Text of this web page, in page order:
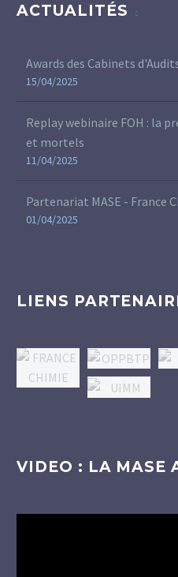
ACTUALITÉS
Awards des Cabinets
15/04/2025
Replay webinaire FOH : la
et mortels
11/04/2025
Partenariat MASE - France
01/04/2025
LIENS
VIDEO : LA MASE